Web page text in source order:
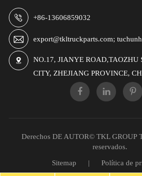
 +86-13606859032
 export@tkltruckparts.com;

NO.17, JIANYE ROAD,TAOZHU
CITY, ZHEJIANG PROVINCE,
Derechos DE AUTOR© TKL GROUP
reservados.
Sitemap | Política de